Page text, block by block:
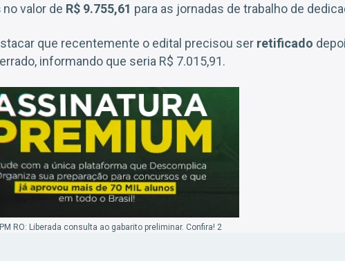
no valor de R$ 9.755,61 para as jornadas de trabalho de
que recentemente o edital precisou ser retificado
informando que seria R$ 7.015,91.
RO: Liberada consulta ao gabarito preliminar. Confira! 2